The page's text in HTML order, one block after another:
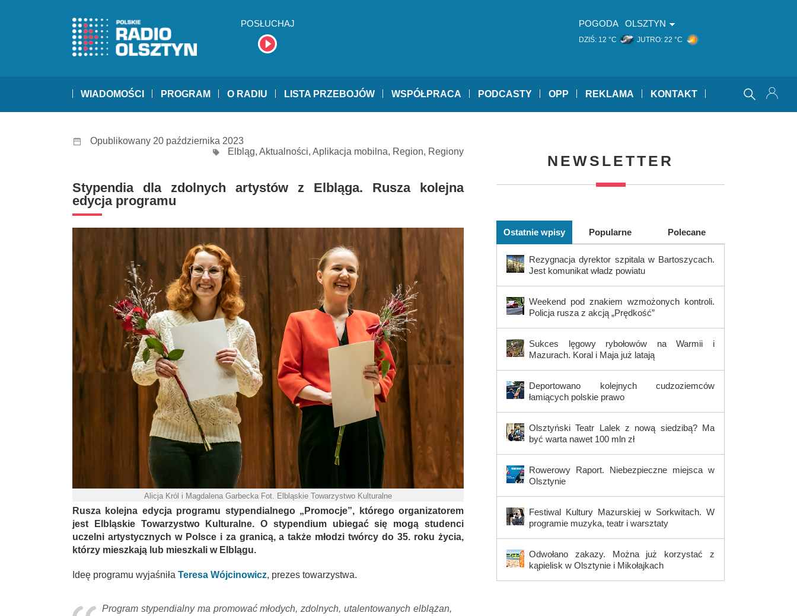
POSŁUCHAJ POGODA OLSZTYN
DZIŚ: 12 °C JUTRO: 22 °C
WIADOMOŚCI PROGRAM O RADIU LISTA PRZEBOJÓW WSPÓŁPRACA PODCASTY OPP REKLAMA KONTAKT
Opublikowany 20 października 2023
Elbląg, Aktualności, Aplikacja mobilna, Region, Regiony
Stypendia dla zdolnych artystów z Elbląga. Rusza kolejna
edycja programu
Alicja Król i Magdalena Garbecka Fot. Elbląskie Towarzystwo Kulturalne
Rusza kolejna edycja programu stypendialnego „Promocje”, którego organizatorem
jest Elbląskie Towarzystwo Kulturalne. O stypendium ubiegać się mogą studenci
uczelni artystycznych w Polsce i za granicą, a także młodzi twórcy do 35. roku życia,
którzy mieszkają lub mieszkali w Elblągu.
Ideę programu wyjaśniła Teresa Wójcinowicz, prezes towarzystwa.
Program stypendialny ma promować młodych, zdolnych, utalentowanych elblążan,
NEWSLETTER
Ostatnie wpisy Popularne Polecane
Rezygnacja dyrektor szpitala w Bartoszycach.
Jest komunikat władz powiatu
Weekend pod znakiem wzmożonych kontroli.
Policja rusza z akcją „Prędkość”
Sukces lęgowy rybołowów na Warmii i
Mazurach. Koral i Maja już latają
Deportowano kolejnych cudzoziemców
łamiących polskie prawo
Olsztyński Teatr Lalek z nową siedzibą? Ma
być warta nawet 100 mln zł
Rowerowy Raport. Niebezpieczne miejsca w
Olsztynie
Festiwal Kultury Mazurskiej w Sorkwitach. W
programie muzyka, teatr i warsztaty
Odwołano zakazy. Można już korzystać z
kąpielisk w Olsztynie i Mikołajkach